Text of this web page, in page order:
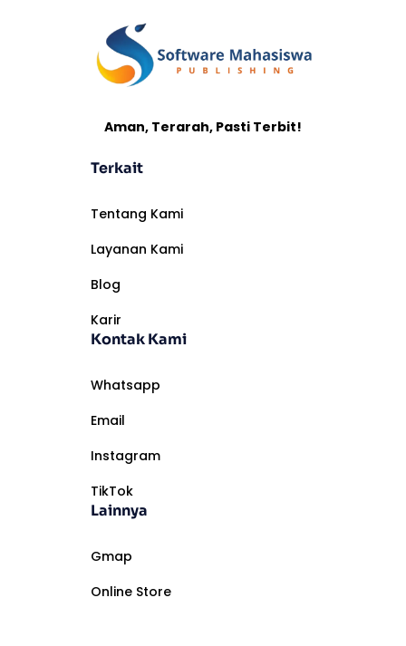
Aman, Terarah, Pasti Terbit!
Terkait
Tentang Kami
Layanan Kami
Blog
Karir
Kontak Kami
Whatsapp
Email
Instagram
TikTok
Lainnya
Gmap
Online Store